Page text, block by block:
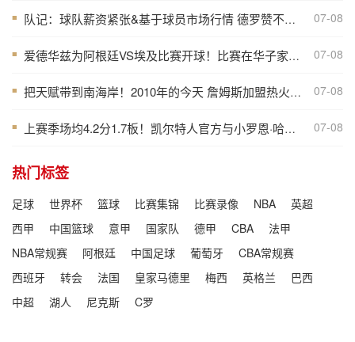
■ 队记：球队薪资紧张&基于球员市场行情 德罗赞不太可能重返猛龙 07-08
■ 爱德华兹为阿根廷VS埃及比赛开球！比赛在华子家乡亚特兰大进行 07-08
■ 把天赋带到南海岸！2010年的今天 詹姆斯加盟热火组成三巨头 07-08
■ 上赛季场均4.2分1.7板！凯尔特人官方与小罗恩·哈珀签下多年合同 07-08
热门标签
足球 世界杯 篮球 比赛集锦 比赛录像 NBA
英超
西甲
中国篮球 意甲 国家队 德甲 CBA
法甲
NBA常规赛
阿根廷 中国足球 葡萄牙
CBA常规赛
西班牙
转会 法国 皇家马德里 梅西 英格兰
巴西
中超
湖人 尼克斯 C罗